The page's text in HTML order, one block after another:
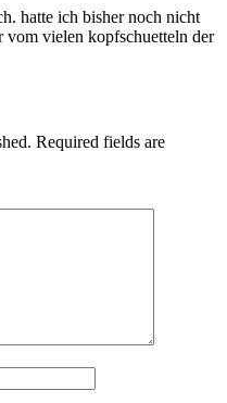
hatte ich bisher noch nicht
vom vielen kopfschuetteln der
Required fields are